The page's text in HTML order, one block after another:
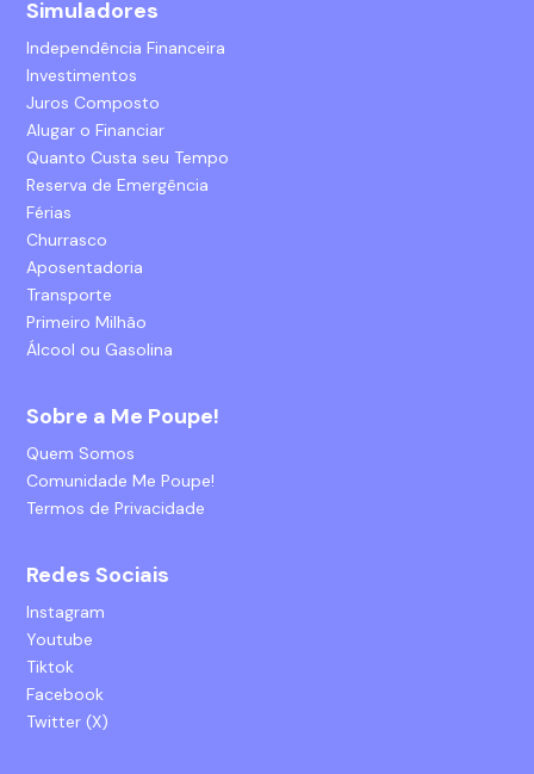
Simuladores
Independência Financeira
Investimentos
Juros Composto
Alugar o Financiar
Quanto Custa seu Tempo
Reserva de Emergência
Férias
Churrasco
Aposentadoria
Transporte
Primeiro Milhão
Álcool ou Gasolina
Sobre a Me Poupe!
Quem Somos
Comunidade Me Poupe!
Termos de Privacidade
Redes Sociais
Instagram
Youtube
Tiktok
Facebook
Twitter (X)